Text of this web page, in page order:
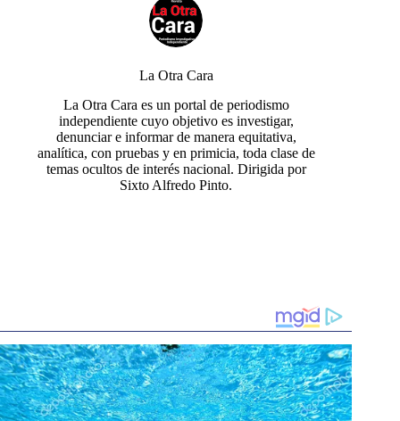
La Otra Cara
La Otra Cara es un portal de periodismo
independiente cuyo objetivo es investigar,
denunciar e informar de manera equitativa,
analítica, con pruebas y en primicia, toda clase de
temas ocultos de interés nacional. Dirigida por
Sixto Alfredo Pinto.